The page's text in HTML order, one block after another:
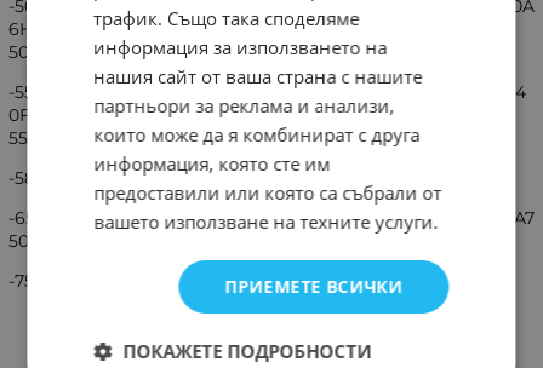
-50A62G,50A63H,50A67H,50A68G,50A6CG,50A6EG,50A6G,50A
6HG,50A72GQ,50A7300F,50A7320F,50A7340F,
50A7500F,50A78GQ,50A7GQ,50AE7210F,50E78GQ
-55A62G,55A68G,55A6G,55A72GQ,55A7300F,55A7320F,55A734
0F,55A7500F,55A78GQ,55A7E7210F,55A7GQ
55A7KQ,55AE7210F,55E78GQ,55E7HQ
-58A78GQ,58AE7010F,58AE7030F
-65A6DG,65A6G,65A72GQ,65A7300F,65A7320F,65A7340F,65A7
500F,65A78GQ,65A7GQ,65AE7210F
-75A7100F,75A7120F,75A72GQ,75A78GQ,75A7GQ,75AE7010F
трафик. Също така споделяме
информация за използването на
нашия сайт от ваша страна с нашите
партньори за реклама и анализи,
които може да я комбинират с друга
информация, която сте им
предоставили или която са събрали от
вашето използване на техните услуги.
ПРИЕМЕТЕ ВСИЧКИ
ПОКАЖЕТЕ ПОДРОБНОСТИ